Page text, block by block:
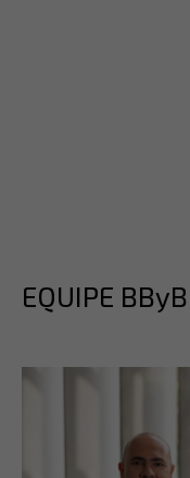
EQUIPE BByB